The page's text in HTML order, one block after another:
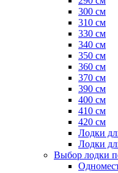
300 см
310 см
330 см
340 см
350 см
360 см
370 см
390 см
400 см
410 см
420 см
Лодки
Лодки
Выбор лодки